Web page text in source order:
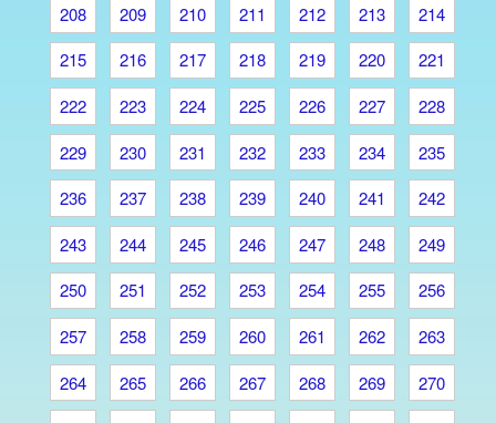
208
209 210 211 212 213
214
215
216 217 218 219 220
221
222
223 224 225 226 227
228
229
230 231 232 233 234
235
236
237 238 239 240 241
242
243
244 245 246 247 248
249
250
251 252 253 254 255
256
257
258 259 260 261 262
263
264
265 266 267 268 269
270